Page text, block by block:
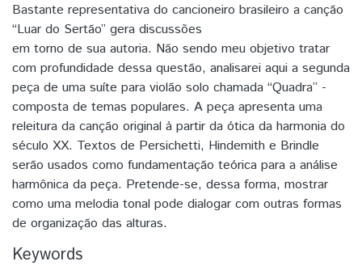
Bastante representativa do cancioneiro brasileiro a canção
“Luar do Sertão” gera discussões
em torno de sua autoria. Não sendo meu objetivo tratar
com profundidade dessa questão, analisarei aqui a segunda
peça de uma suíte para violão solo chamada “Quadra” -
composta de temas populares. A peça apresenta uma
releitura da canção original à partir da ótica da harmonia do
século XX. Textos de Persichetti, Hindemith e Brindle
serão usados como fundamentação teórica para a análise
harmônica da peça. Pretende-se, dessa forma, mostrar
como uma melodia tonal pode dialogar com outras formas
de organização das alturas.
Keywords